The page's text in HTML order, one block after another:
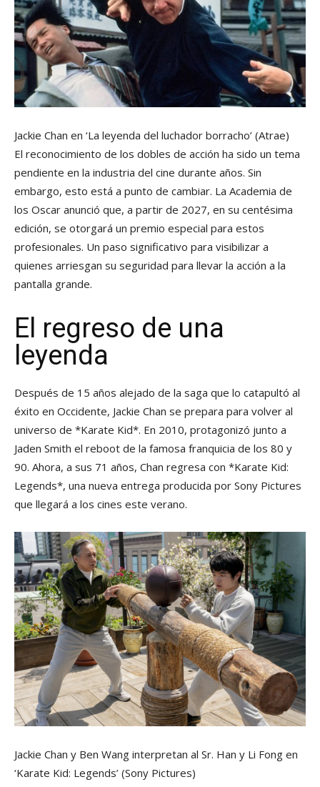
Jackie Chan en ‘La leyenda del luchador borracho’ (Atrae)
El reconocimiento de los dobles de acción ha sido un tema
pendiente en la industria del cine durante años. Sin
embargo, esto está a punto de cambiar. La Academia de
los Oscar anunció que, a partir de 2027, en su centésima
edición, se otorgará un premio especial para estos
profesionales. Un paso significativo para visibilizar a
quienes arriesgan su seguridad para llevar la acción a la
pantalla grande.
El regreso de una
leyenda
Después de 15 años alejado de la saga que lo catapultó al
éxito en Occidente, Jackie Chan se prepara para volver al
universo de *Karate Kid*. En 2010, protagonizó junto a
Jaden Smith el reboot de la famosa franquicia de los 80 y
90. Ahora, a sus 71 años, Chan regresa con *Karate Kid:
Legends*, una nueva entrega producida por Sony Pictures
que llegará a los cines este verano.
Jackie Chan y Ben Wang interpretan al Sr. Han y Li Fong en
‘Karate Kid: Legends’ (Sony Pictures)